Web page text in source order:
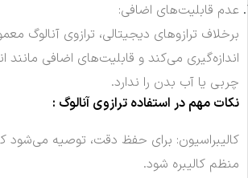
عدم قابلیت‌های اضافی:
برخلاف ترازوهای دیجیتالی، ترازوی آنالوگ
اندازه‌گیری می‌کند و قابلیت‌های اضافی مانند
چربی یا آب بدن را ندارد.
نکات مهم در استفاده ترازوی آنالوگ :
کالیبراسیون: برای حفظ دقت، توصیه می‌شود
منظم کالیبره شود.